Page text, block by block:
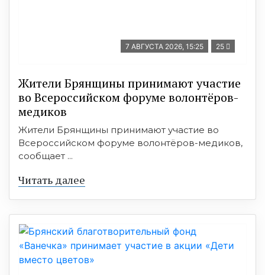
7 АВГУСТА 2026, 15:25 25
Жители Брянщины принимают участие
во Всероссийском форуме волонтёров-
медиков
Жители Брянщины принимают участие во
Всероссийском форуме волонтёров-медиков,
сообщает ...
Читать далее